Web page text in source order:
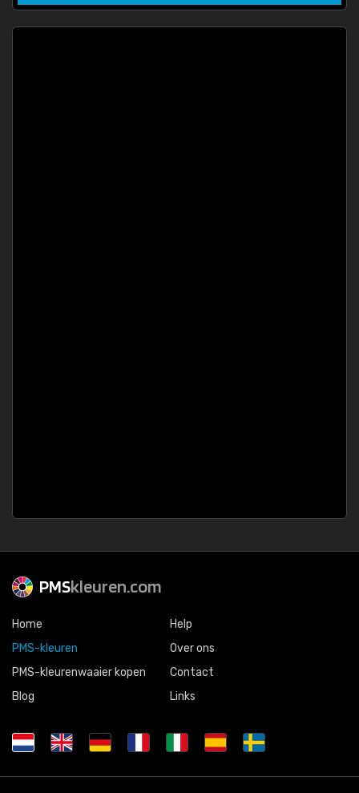
PMSkleuren.com
Home
PMS-kleuren
PMS-kleurenwaaier kopen
Blog
Help
Over ons
Contact
Links